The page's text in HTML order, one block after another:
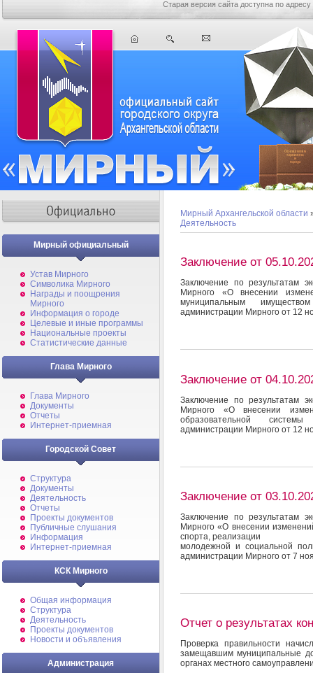
Старая версия сайта доступна по адресу
Мирный официальный
Устав Мирного
Символика Мирного
Награды и поощрения
Мирного
Информация о городе
Целевые и иные программы
Национальные проекты
Статистические данные
Глава Мирного
Глава Мирного
Документы
Отчеты
Интернет-приемная
Городской Совет
Структура
Документы
Деятельность
Отчеты
Проекты документов
Публичные слушания
Информация
Интернет-приемная
КСК Мирного
Общая информация
Структура
Деятельность
Проекты документов
Новости и объявления
Администрация
Мирный Архангельской области
Деятельность
Заключение от
Заключение по результатам
Мирного «О внесении
муниципальным
администрации Мирного от 12
Заключение от
Заключение по результатам
Мирного «О внесении
образовательной
администрации Мирного от 12
Заключение от
Заключение по результатам
Мирного «О внесении
спорта, реализации
молодежной и социальной
администрации Мирного от 7
Отчет о результатах
Проверка правильности
замещавшим муниципальные
органах местного